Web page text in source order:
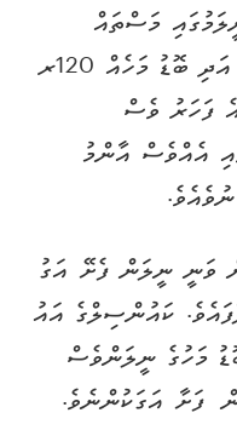
ބޭއްވި ނީލަމުގައި މަސްތައް
ވަކިވަކިން (ކުޑަ މަހެއް 88ރ އަށް އަދި ބޮޑު މަހެއް 120ރ
ފަހަރު ވެސް
އެއްވެސް އާންމު
ވަނީ ނީލަން ފެށޭ އަގު
ކައުންސިލްގެ އައު
މަހުގެ ނީލަންވެސް
ފަށާ އަގަކުންނެވެ.